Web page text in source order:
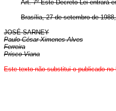
Art. 7º Este Decreto-Lei entrará
Brasília, 27 de setembro de
JOSÉ SARNEY
Paulo César Ximenes Alves
Ferreira
Prisco Viana
Este texto não substitui o publicado no